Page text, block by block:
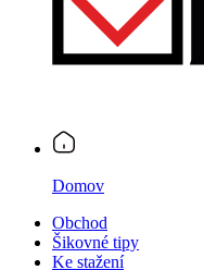
Domov
Obchod
Šikovné tipy
Ke stažení